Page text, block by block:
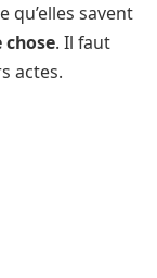
qu’elles savent
chose. Il faut
actes.